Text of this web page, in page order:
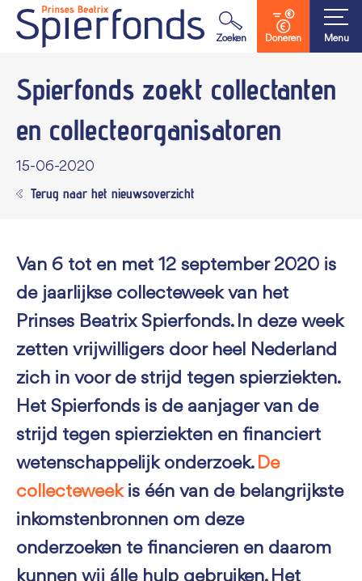
Zoeken Doneren Menu
Waar ben je naar op zoek?
Spierfonds zoekt collectanten
en collecteorganisatoren
15-06-2020
Terug naar het nieuwsoverzicht
Van 6 tot en met 12 september 2020 is
de jaarlijkse collecteweek van het
Prinses Beatrix Spierfonds. In deze week
zetten vrijwilligers door heel Nederland
zich in voor de strijd tegen spierziekten.
Het Spierfonds is de aanjager van de
strijd tegen spierziekten en financiert
wetenschappelijk onderzoek. De
collecteweekis één van de belangrijkste
inkomstenbronnen om deze
onderzoeken te financieren en daarom
kunnen wij álle hulp gebruiken. Het